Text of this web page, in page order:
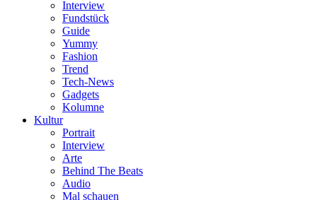
Interview
Fundstück
Guide
Yummy
Fashion
Trend
Tech-News
Gadgets
Kolumne
Kultur
Portrait
Interview
Arte
Behind The Beats
Audio
Mal schauen